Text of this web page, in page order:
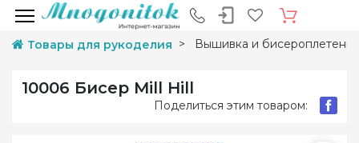
Товары для рукоделия Вышивка и
10006 Бисер Mill Hill
Поделиться этим товаром: